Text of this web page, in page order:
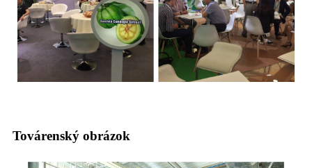
Továrenský obrázok